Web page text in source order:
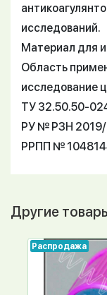
исследований.
Материал для
Область
исследование
ТУ 32.50.50-
РУ № РЗН 2019/
РРПП №
Другие
Распродажа